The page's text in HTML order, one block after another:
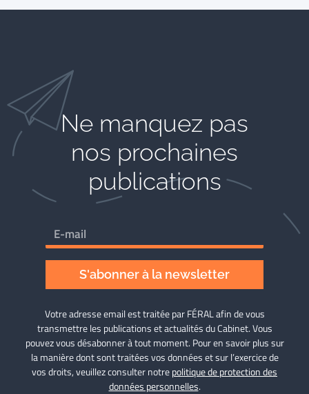
Ne manquez pas
nos prochaines
publications
S'abonner à la newsletter
Votre adresse email est traitée par FÉRAL afin de vous
transmettre les publications et actualités du Cabinet. Vous
pouvez vous désabonner à tout moment. Pour en savoir plus sur
la manière dont sont traitées vos données et sur l’exercice de
vos droits, veuillez consulter notrepolitique de protection des
données personnelles.